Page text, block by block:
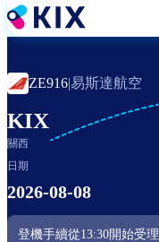
移
至
內
容
ZE916|易斯達航空
KIX
關西
日期
2026-08-08
登機手續從13:30開始受理